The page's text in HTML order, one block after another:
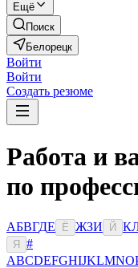
Ещё
Поиск
Белорецк
Войти
Войти
Создать резюме
Работа и
по
АБВГДЕ Ё ЖЗИ Й К
Я
#
ABCDEFGHIJKLMNO